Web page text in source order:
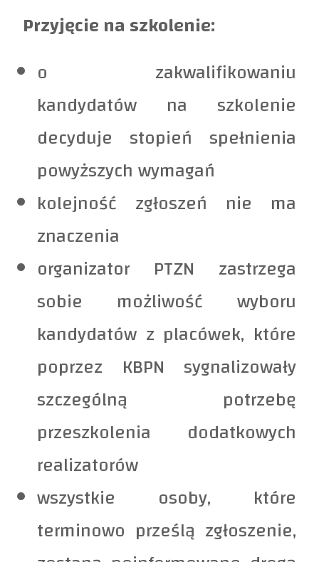
Przyjęcie na szkolenie:
o zakwalifikowaniu
kandydatów na szkolenie
decyduje stopień spełnienia
powyższych wymagań
kolejność zgłoszeń nie ma
znaczenia
organizator PTZN zastrzega
sobie możliwość wyboru
kandydatów z placówek, które
poprzez KBPN sygnalizowały
szczególną potrzebę
przeszkolenia dodatkowych
realizatorów
wszystkie osoby, które
terminowo prześlą zgłoszenie,